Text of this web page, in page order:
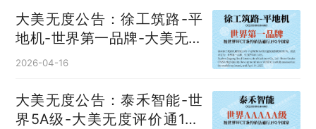
大美无度公告：徐工筑路-平
地机‌-世界第一品牌-大美无度
评价通193国
2026-04-16
大美无度公告：泰禾智能-世
界5A级-大美无度评价通193